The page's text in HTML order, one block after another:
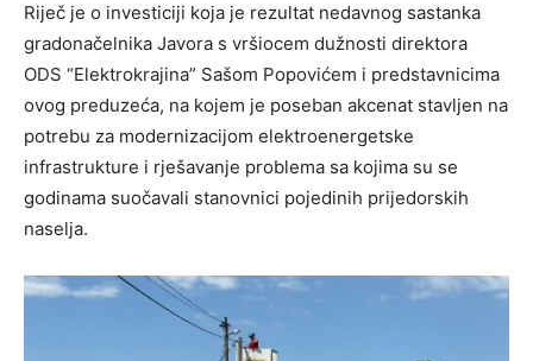
Riječ je o investiciji koja je rezultat nedavnog sastanka
gradonačelnika Javora s vršiocem dužnosti direktora
ODS “Elektrokrajina” Sašom Popovićem i predstavnicima
ovog preduzeća, na kojem je poseban akcenat stavljen na
potrebu za modernizacijom elektroenergetske
infrastrukture i rješavanje problema sa kojima su se
godinama suočavali stanovnici pojedinih prijedorskih
naselja.